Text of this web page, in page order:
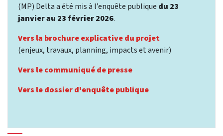
(MP) Delta a été mis à l’enquête publique du 23
janvier au 23 février 2026.
Vers la brochure explicative du projet
(enjeux, travaux, planning, impacts et avenir)
Vers le communiqué de presse
Vers le dossier d'enquête publique